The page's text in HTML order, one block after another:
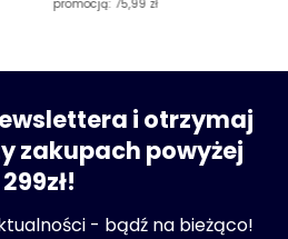
promocją: 75,99 zł
i otrzymaj
zakupach powyżej
299zł!
- bądź na bieżąco!